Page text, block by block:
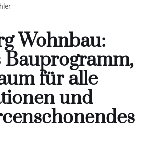
Wohnbau:
Bauprogramm,
für alle
und